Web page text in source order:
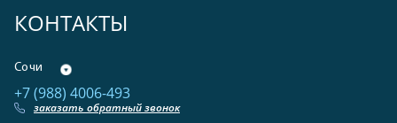
КОНТАКТЫ
Сочи
+7 (988) 4006-493
заказать обратный звонок